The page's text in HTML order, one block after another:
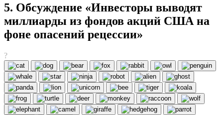
5. Обсуждение «Инвесторы выводят
миллиарды из фондов акций США на
фоне опасений рецессии»
?